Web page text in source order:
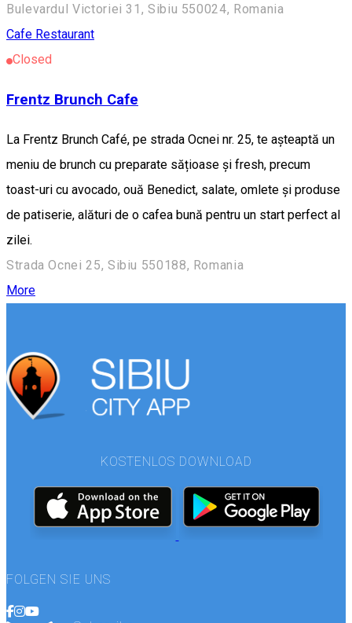
Bulevardul Victoriei 31, Sibiu 550024, Romania
Cafe Restaurant
Closed
Frentz Brunch Cafe
La Frentz Brunch Café, pe strada Ocnei nr. 25, te așteaptă un
meniu de brunch cu preparate sățioase și fresh, precum
toast-uri cu avocado, ouă Benedict, salate, omlete și produse
de patiserie, alături de o cafea bună pentru un start perfect al
zilei.
Strada Ocnei 25, Sibiu 550188, Romania
More
KOSTENLOS DOWNLOAD
FOLGEN SIE UNS